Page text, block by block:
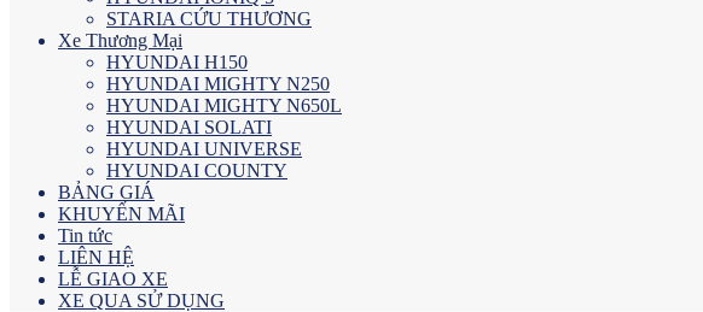
STARIA CỨU THƯƠNG
Xe Thương Mại
HYUNDAI H150
HYUNDAI MIGHTY N250
HYUNDAI MIGHTY N650L
HYUNDAI SOLATI
HYUNDAI UNIVERSE
HYUNDAI COUNTY
BẢNG GIÁ
KHUYẾN MÃI
Tin tức
LIÊN HỆ
LỄ GIAO XE
XE QUA SỬ DỤNG